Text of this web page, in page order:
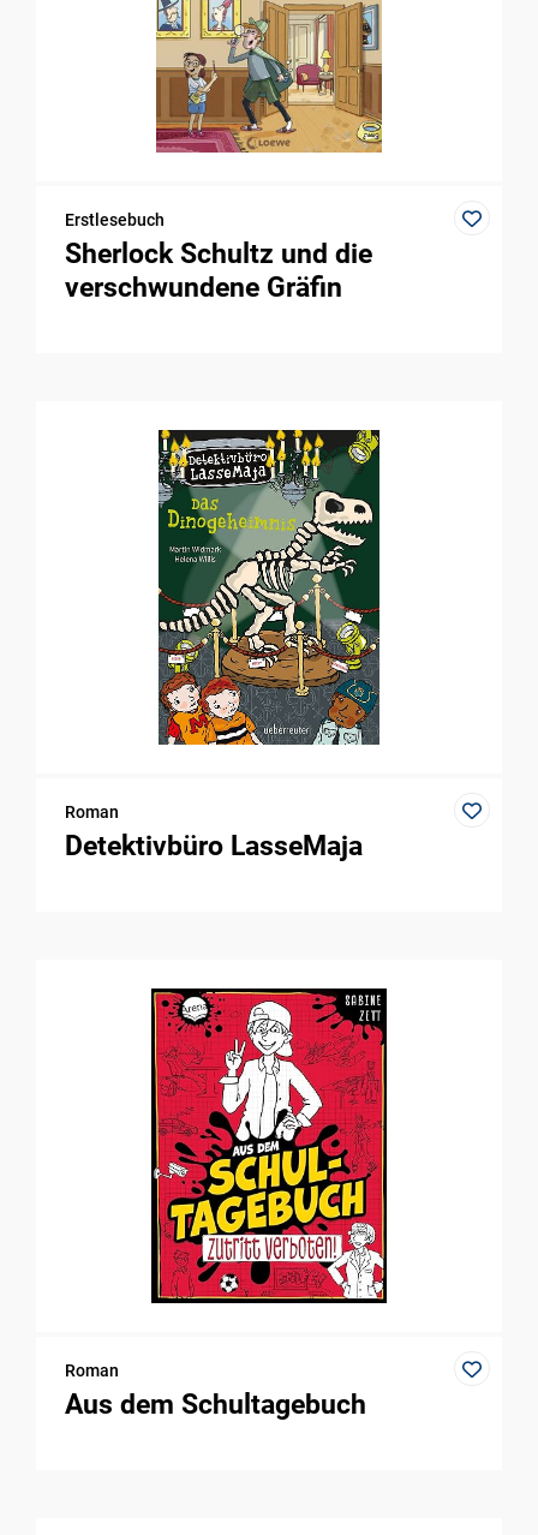
Erstlesebuch
Sherlock Schultz und die
verschwundene Gräfin
Roman
Detektivbüro LasseMaja
Roman
Aus dem Schultagebuch